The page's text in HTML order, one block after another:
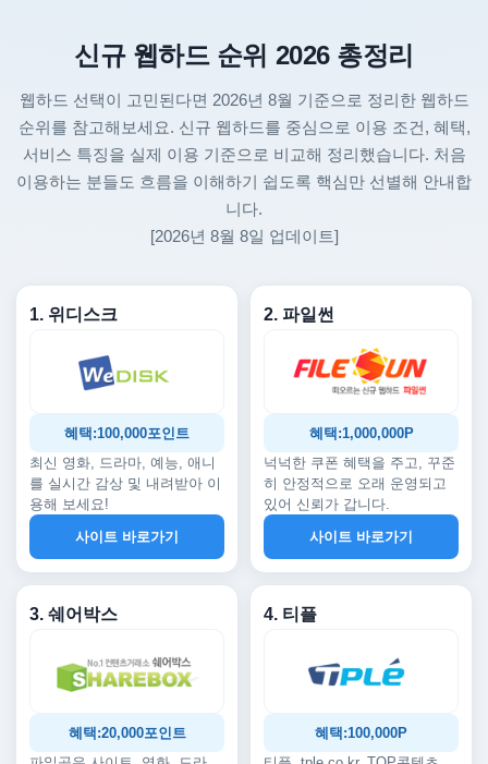
신규 웹하드 순위 2026 총정리
웹하드 선택이 고민된다면 2026년 8월 기준으로 정리한 웹하드
순위를 참고해보세요. 신규 웹하드를 중심으로 이용 조건, 혜택,
서비스 특징을 실제 이용 기준으로 비교해 정리했습니다. 처음
이용하는 분들도 흐름을 이해하기 쉽도록 핵심만 선별해 안내합
니다.
[2026년 8월 8일 업데이트]
1. 위디스크
혜택:100,000포인트
최신 영화, 드라마, 예능, 애니
를 실시간 감상 및 내려받아 이
용해 보세요!
사이트 바로가기
2. 파일썬
혜택:1,000,000P
넉넉한 쿠폰 혜택을 주고, 꾸준
히 안정적으로 오래 운영되고
있어 신뢰가 갑니다.
사이트 바로가기
3. 쉐어박스
혜택:20,000포인트
4. 티플
혜택:100,000P